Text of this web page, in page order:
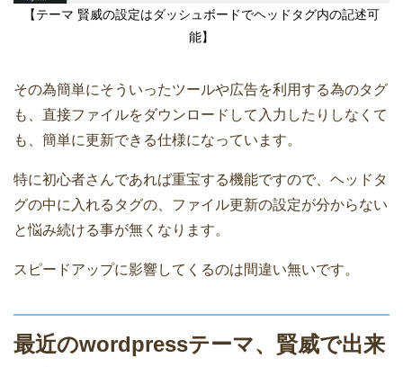
【テーマ 賢威の設定はダッシュボードでヘッドタグ内の記述可
能】
その為簡単にそういったツールや広告を利用する為のタグ
も、直接ファイルをダウンロードして入力したりしなくて
も、簡単に更新できる仕様になっています。
特に初心者さんであれば重宝する機能ですので、ヘッドタ
グの中に入れるタグの、ファイル更新の設定が分からない
と悩み続ける事が無くなります。
スピードアップに影響してくるのは間違い無いです。
最近のwordpressテーマ、賢威で出来